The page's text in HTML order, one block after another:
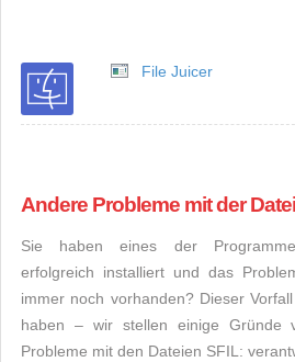
File Juicer
Andere Probleme mit der
Sie haben eines der
erfolgreich installiert und das
immer noch vorhanden? Dieser
haben – wir stellen einige Gründe
Probleme mit den Dateien SFIL: